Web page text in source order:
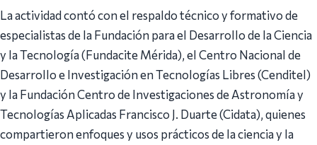
La actividad contó con el respaldo técnico y formativo de
especialistas de la Fundación para el Desarrollo de la Ciencia
y la Tecnología (Fundacite Mérida), el Centro Nacional de
Desarrollo e Investigación en Tecnologías Libres (Cenditel)
y la Fundación Centro de Investigaciones de Astronomía y
Tecnologías Aplicadas Francisco J. Duarte (Cidata), quienes
compartieron enfoques y usos prácticos de la ciencia y la